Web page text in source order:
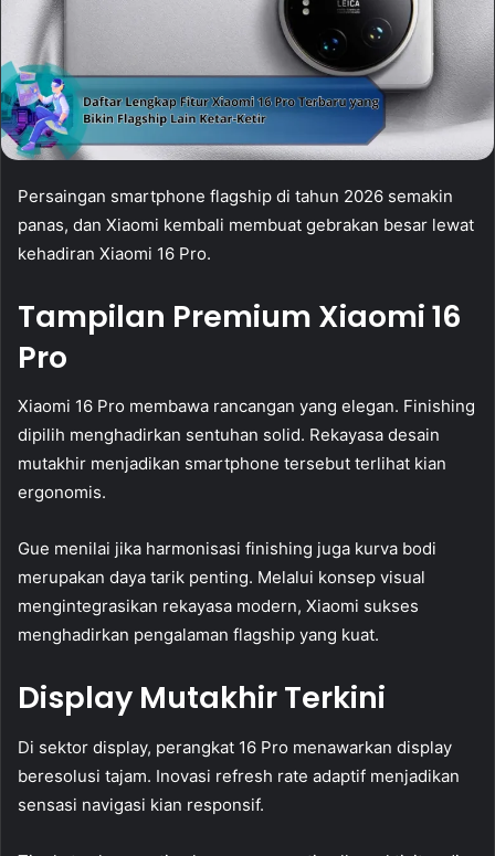
Persaingan smartphone flagship di tahun 2026 semakin
panas, dan Xiaomi kembali membuat gebrakan besar lewat
kehadiran Xiaomi 16 Pro.
Tampilan Premium Xiaomi 16
Pro
Xiaomi 16 Pro membawa rancangan yang elegan. Finishing
dipilih menghadirkan sentuhan solid. Rekayasa desain
mutakhir menjadikan smartphone tersebut terlihat kian
ergonomis.
Gue menilai jika harmonisasi finishing juga kurva bodi
merupakan daya tarik penting. Melalui konsep visual
mengintegrasikan rekayasa modern, Xiaomi sukses
menghadirkan pengalaman flagship yang kuat.
Display Mutakhir Terkini
Di sektor display, perangkat 16 Pro menawarkan display
beresolusi tajam. Inovasi refresh rate adaptif menjadikan
sensasi navigasi kian responsif.